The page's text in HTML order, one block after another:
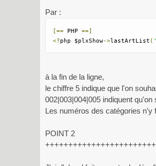
Par :
[== PHP ==]
<?php $plxShow->lastArtList (
à la fin de la ligne,
le chiffre 5 indique que l'on
002|003|004|005 indiquent
Les numéros des catégories n'y
POINT 2